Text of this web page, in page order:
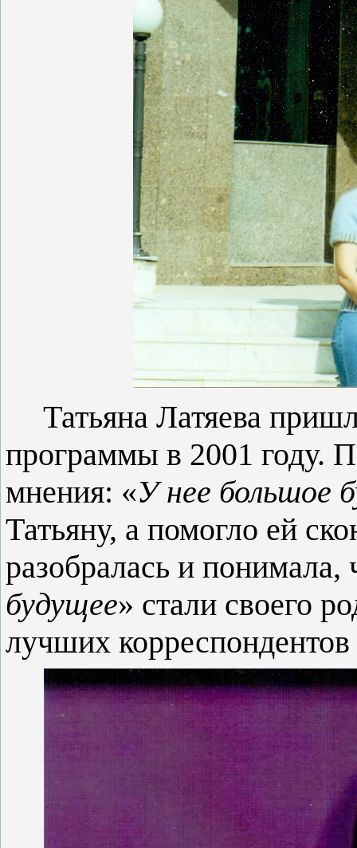
Татьяна Латяева
программы в 2001 году.
мнения: «У нее большое
Татьяну, а помогло ей
разобралась и понимала,
будущее» стали своего
лучших